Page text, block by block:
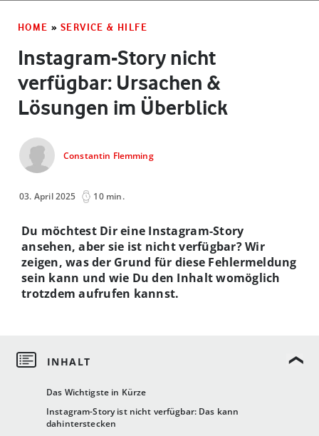
HOME » SERVICE & HILFE
Instagram-Story nicht
verfügbar: Ursachen &
Lösungen im Überblick
Constantin Flemming
03. April 2025 10 min.
Das Wichtigste in Kürze
Instagram-Story ist nicht verfügbar: Das kann
dahinterstecken
Du möchtest Dir eine Instagram-Story
ansehen, aber sie ist nicht verfügbar? Wir
zeigen, was der Grund für diese Fehlermeldung
sein kann und wie Du den Inhalt womöglich
trotzdem aufrufen kannst.